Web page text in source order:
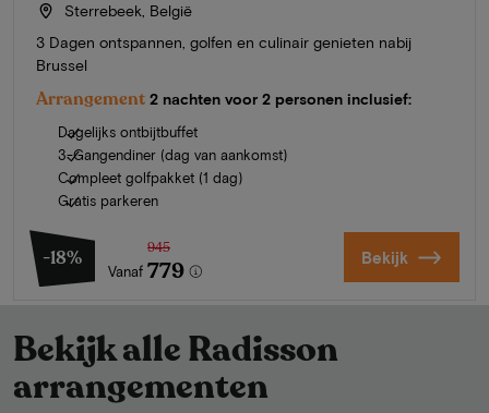
Sterrebeek, België
3 Dagen ontspannen, golfen en culinair genieten nabij
Brussel
Arrangement 2 nachten voor 2 personen inclusief:
Dagelijks ontbijtbuffet
3-Gangendiner (dag van aankomst)
Compleet golfpakket (1 dag)
Gratis parkeren
-18%
Vanaf
945
779 Bekijk
Bekijk alle Radisson
arrangementen